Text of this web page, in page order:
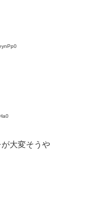
大変そうや